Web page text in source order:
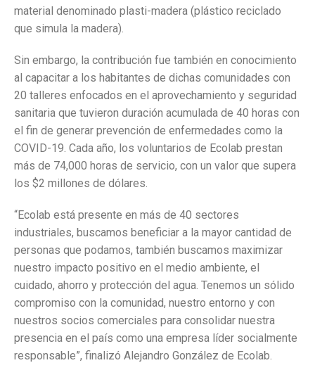
material denominado plasti-madera (plástico reciclado
que simula la madera).
Sin embargo, la contribución fue también en conocimiento
al capacitar a los habitantes de dichas comunidades con
20 talleres enfocados en el aprovechamiento y seguridad
sanitaria que tuvieron duración acumulada de 40 horas con
el fin de generar prevención de enfermedades como la
COVID-19. Cada año, los voluntarios de Ecolab prestan
más de 74,000 horas de servicio, con un valor que supera
los $2 millones de dólares.
“Ecolab está presente en más de 40 sectores
industriales, buscamos beneficiar a la mayor cantidad de
personas que podamos, también buscamos maximizar
nuestro impacto positivo en el medio ambiente, el
cuidado, ahorro y protección del agua. Tenemos un sólido
compromiso con la comunidad, nuestro entorno y con
nuestros socios comerciales para consolidar nuestra
presencia en el país como una empresa líder socialmente
responsable”, finalizó Alejandro González de Ecolab.